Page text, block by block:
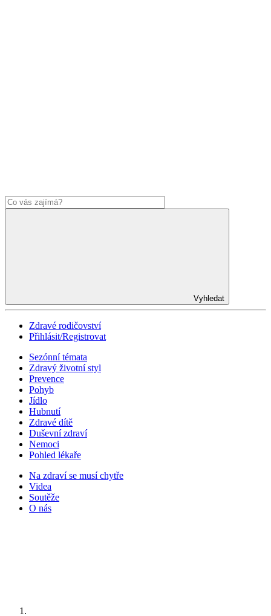
Vyhledat
Zdravé rodičovství
Přihlásit/Registrovat
Sezónní témata
Zdravý životní styl
Prevence
Pohyb
Jídlo
Hubnutí
Zdravé dítě
Duševní zdraví
Nemoci
Pohled lékaře
Na zdraví se musí chytře
Videa
Soutěže
O nás